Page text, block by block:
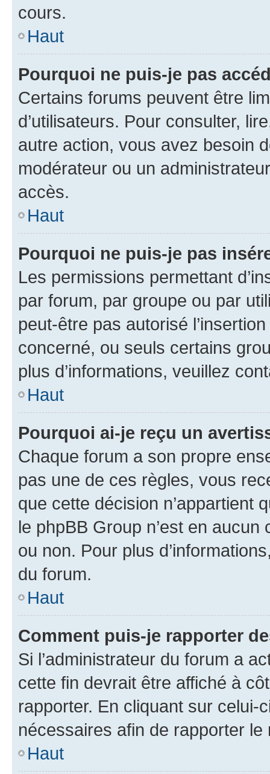
cours.
Haut
Pourquoi ne puis-je pas
Certains forums peuvent être
d’utilisateurs. Pour consulter,
autre action, vous avez besoin
modérateur ou un
accès.
Haut
Pourquoi ne puis-je pas
Les permissions permettant
par forum, par groupe ou par
peut-être pas autorisé
concerné, ou seuls certains
plus d’informations, veuillez
Haut
Pourquoi ai-je reçu un
Chaque forum a son propre
pas une de ces règles, vous
que cette décision n’appartient
le phpBB Group n’est en
ou non. Pour plus
du forum.
Haut
Comment puis-je rapporter
Si l’administrateur du forum a
cette fin devrait être affiché à
rapporter. En cliquant sur
nécessaires afin de rapporter le
Haut